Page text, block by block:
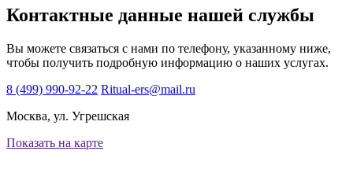
Контактные данные нашей службы
Вы можете связаться с нами по телефону, указанному ниже,
чтобы получить подробную информацию о наших услугах.
8 (499) 990-92-22 Ritual-ers@mail.ru
Москва, ул. Угрешская
Показать на карте